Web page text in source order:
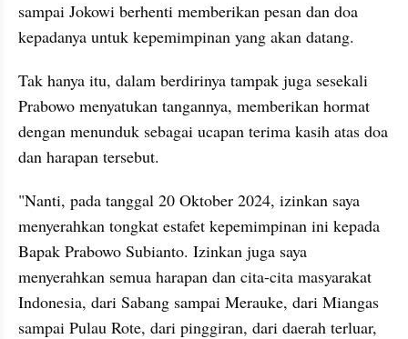
sampai Jokowi berhenti memberikan pesan dan doa
kepadanya untuk kepemimpinan yang akan datang.
Tak hanya itu, dalam berdirinya tampak juga sesekali
Prabowo menyatukan tangannya, memberikan hormat
dengan menunduk sebagai ucapan terima kasih atas doa
dan harapan tersebut.
"Nanti, pada tanggal 20 Oktober 2024, izinkan saya
menyerahkan tongkat estafet kepemimpinan ini kepada
Bapak Prabowo Subianto. Izinkan juga saya
menyerahkan semua harapan dan cita-cita masyarakat
Indonesia, dari Sabang sampai Merauke, dari Miangas
sampai Pulau Rote, dari pinggiran, dari daerah terluar,